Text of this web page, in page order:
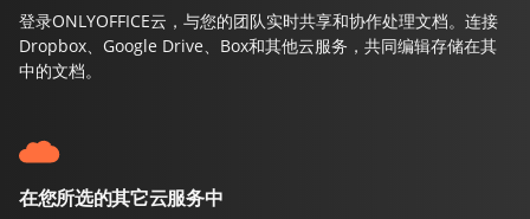
登录ONLYOFFICE云，与您的团队实时共享和协作处理文档。连接
Dropbox、Google Drive、Box和其他云服务，共同编辑存储在其
中的文档。
在您所选的其它云服务中